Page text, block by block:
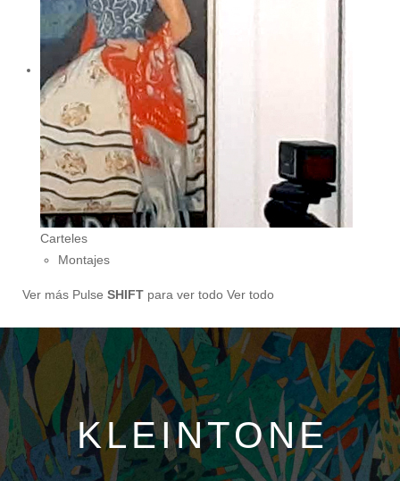
Carteles
Montajes
Ver más Pulse SHIFT para ver todo Ver todo
KLEINTONE